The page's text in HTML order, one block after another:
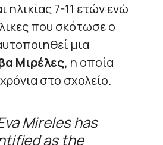
ηλικίας 7-11 ετών ενώ
που σκότωσε ο
μια
Μιρέλες, η οποία
στο σχολείο.
Mireles has
as the